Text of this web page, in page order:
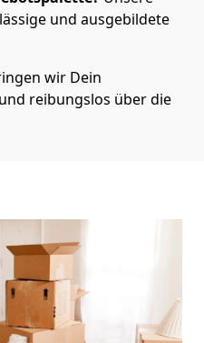
und ausgebildete
wir Dein
reibungslos über die